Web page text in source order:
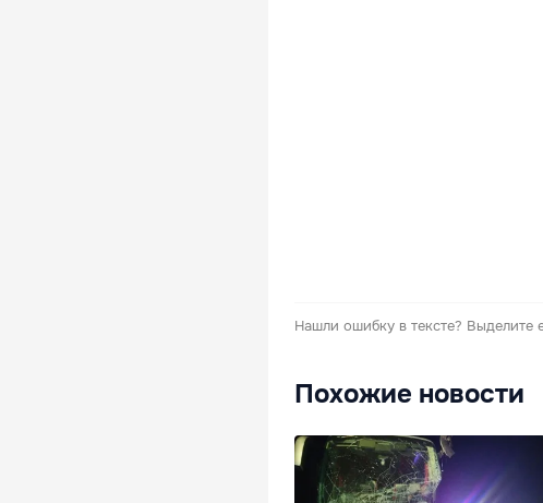
Нашли ошибку в тексте? Выделите
Похожие новости